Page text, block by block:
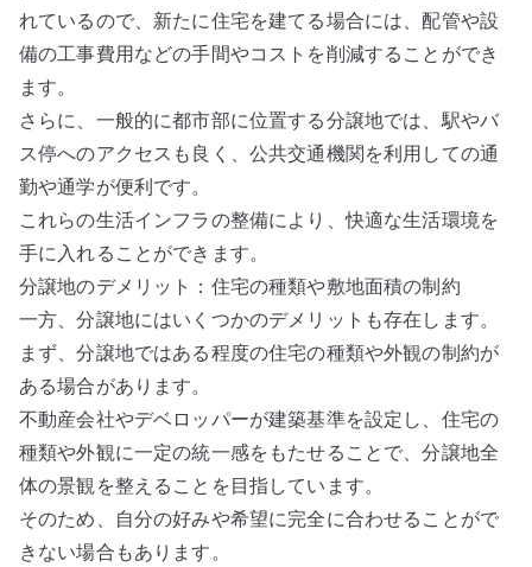
れているので、新たに住宅を建てる場合には、配管や設
備の工事費用などの手間やコストを削減することができ
ます。
さらに、一般的に都市部に位置する分譲地では、駅やバ
ス停へのアクセスも良く、公共交通機関を利用しての通
勤や通学が便利です。
これらの生活インフラの整備により、快適な生活環境を
手に入れることができます。
分譲地のデメリット：住宅の種類や敷地面積の制約
一方、分譲地にはいくつかのデメリットも存在します。
まず、分譲地ではある程度の住宅の種類や外観の制約が
ある場合があります。
不動産会社やデベロッパーが建築基準を設定し、住宅の
種類や外観に一定の統一感をもたせることで、分譲地全
体の景観を整えることを目指しています。
そのため、自分の好みや希望に完全に合わせることがで
きない場合もあります。